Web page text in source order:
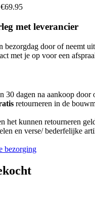
met leverancier
bezorgdag door of neemt
met je op voor een
30 dagen na aankoop door
retourneren in de
het kunnen retourneren
en verse/ bederfelijke
bezorging